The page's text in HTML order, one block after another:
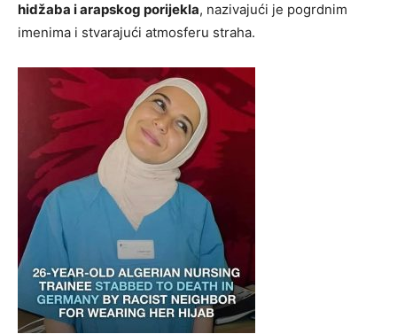
hidžaba i arapskog porijekla, nazivajući je pogrdnim
imenima i stvarajući atmosferu straha.